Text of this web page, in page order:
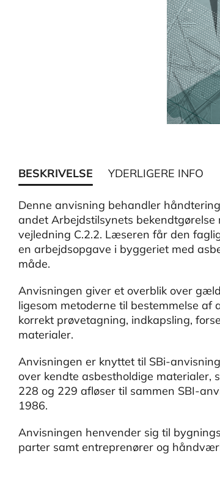
BESKRIVELSE YDERLIGERE INFO
Denne anvisning behandler
andet Arbejdstilsynets
vejledning C.2.2. Læseren får den
en arbejdsopgave i byggeriet med
måde.
​Anvisningen giver et overblik over
ligesom metoderne til bestemmelse
korrekt prøvetagning, indkapsling,
materialer.
Anvisningen er knyttet til SBi-
over kendte asbestholdige materialer,
228 og 229 afløser til sammen SBI-
1986.
Anvisningen henvender sig til
parter samt entreprenører og